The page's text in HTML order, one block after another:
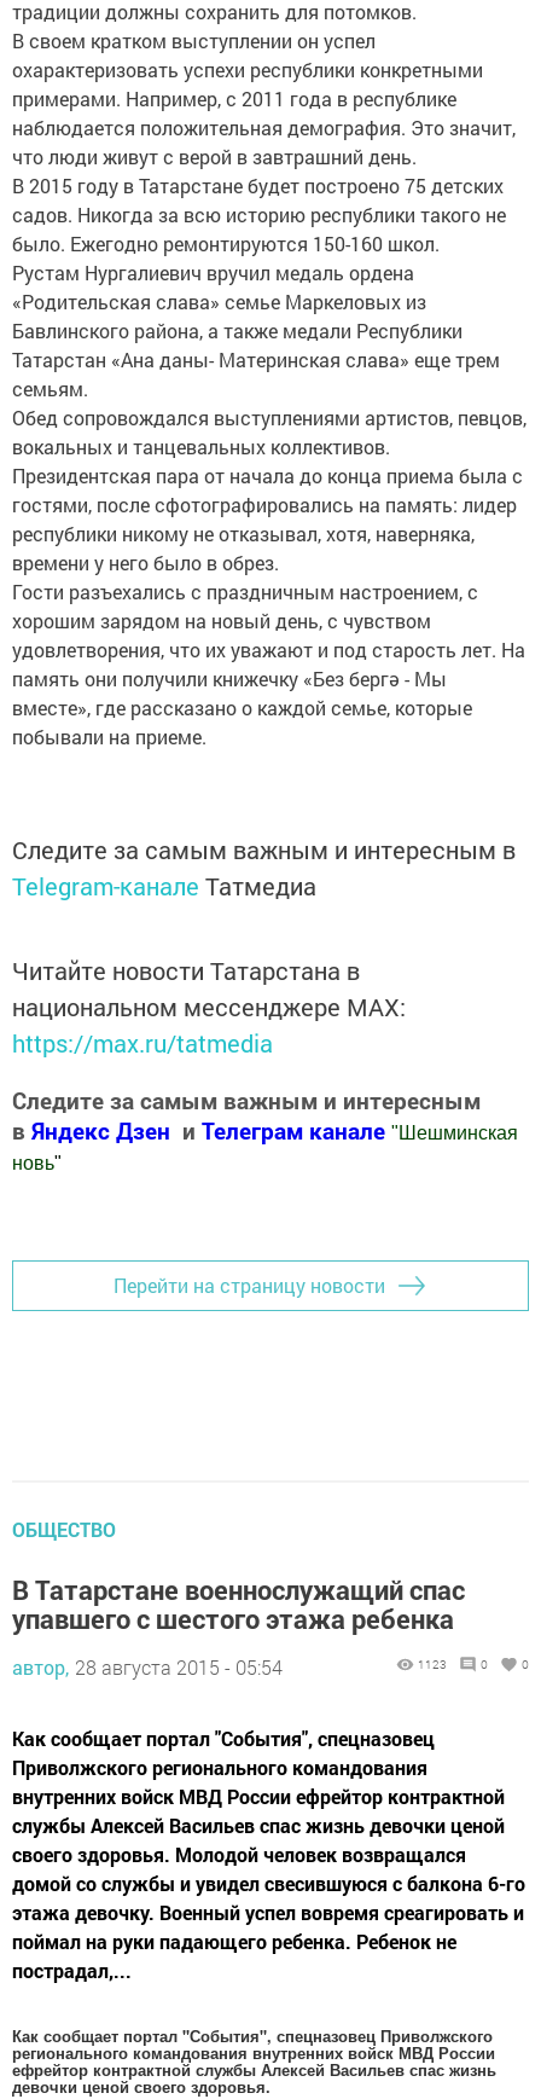
традиции должны сохранить для потомков.
В своем кратком выступлении он успел
охарактеризовать успехи республики конкретными
примерами. Например, с 2011 года в республике
наблюдается положительная демография. Это значит,
что люди живут с верой в завтрашний день.
В 2015 году в Татарстане будет построено 75 детских
садов. Никогда за всю историю республики такого не
было. Ежегодно ремонтируются 150-160 школ.
Рустам Нургалиевич вручил медаль ордена
«Родительская слава» семье Маркеловых из
Бавлинского района, а также медали Республики
Татарстан «Ана даны- Материнская слава» еще трем
семьям.
Обед сопровождался выступлениями артистов, певцов,
вокальных и танцевальных коллективов.
Президентская пара от начала до конца приема была с
гостями, после сфотографировались на память: лидер
республики никому не отказывал, хотя, наверняка,
времени у него было в обрез.
Гости разъехались с праздничным настроением, с
хорошим зарядом на новый день, с чувством
удовлетворения, что их уважают и под старость лет. На
память они получили книжечку «Без бергә - Мы
вместе», где рассказано о каждой семье, которые
побывали на приеме.
Следите за самым важным и интересным в
Telegram-канале Татмедиа
Читайте новости Татарстана в
национальном мессенджере MАХ:
https://max.ru/tatmedia
Следите за самым важным и интересным
в Яндекс Дзен и Телеграм канале " Шешминская
новь"
Перейти на страницу новости
ОБЩЕСТВО
В Татарстане военнослужащий спас
упавшего с шестого этажа ребенка
автор, 28 августа 2015 - 05:54 1123 0 0
Как сообщает портал "События", спецназовец
Приволжского регионального командования
внутренних войск МВД России ефрейтор контрактной
службы Алексей Васильев спас жизнь девочки ценой
своего здоровья. Молодой человек возвращался
домой со службы и увидел свесившуюся с балкона 6-го
этажа девочку. Военный успел вовремя среагировать и
поймал на руки падающего ребенка. Ребенок не
пострадал,...
Как сообщает портал "События", спецназовец Приволжского
регионального командования внутренних войск МВД России
ефрейтор контрактной службы Алексей Васильев спас жизнь
девочки ценой своего здоровья.